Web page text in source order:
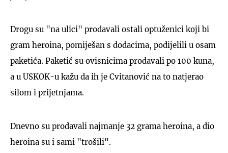
Drogu su "na ulici" prodavali ostali optuženici koji bi
gram heroina, pomiješan s dodacima, podijelili u osam
paketića. Paketić su ovisnicima prodavali po 100 kuna,
a u USKOK-u kažu da ih je Cvitanović na to natjerao
silom i prijetnjama.
Dnevno su prodavali najmanje 32 grama heroina, a dio
heroina su i sami "trošili".